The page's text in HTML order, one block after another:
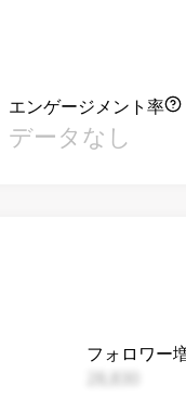
エンゲージメント率
データなし
フォロワー